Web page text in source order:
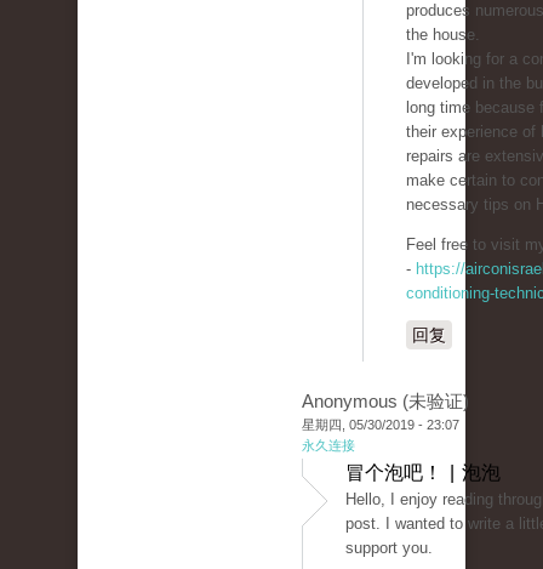
produces
the house.
I'm looking for a
developed in the
long time because
their experience of
repairs are
make certain to
necessary tips on
- https://
conditioning-
回复
Anonymous (未验证)
星期四, 05/30/2019 - 23:07
永久连接
冒个泡吧！ | 泡泡
Hello, I enjoy reading
post. I wanted to write a
support you.